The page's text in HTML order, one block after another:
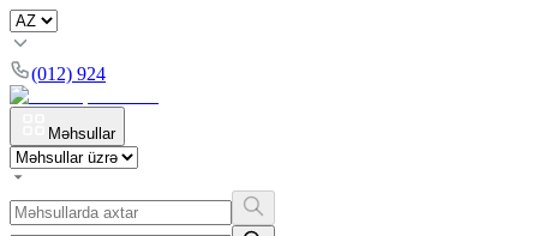
(012) 924
Məhsullar